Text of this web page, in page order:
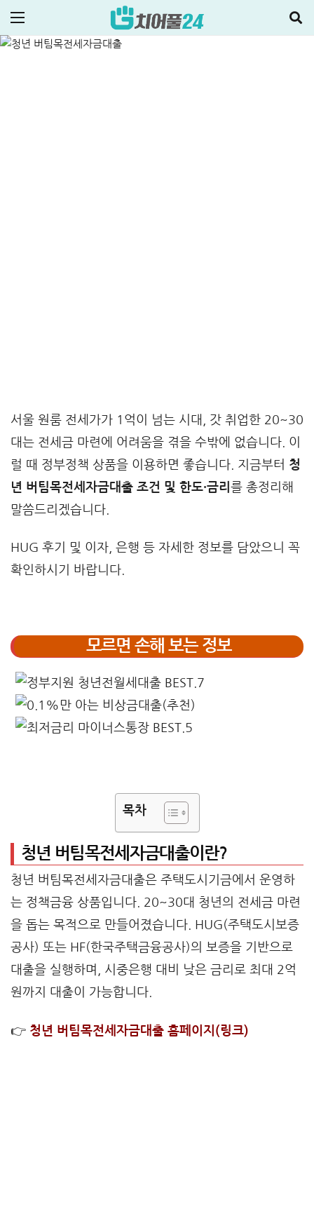
정부지원정책·대출 주택대출
서울 원룸 전세가가 1억이 넘는 시대, 갓 취업한 20~30
대는 전세금 마련에 어려움을 겪을 수밖에 없습니다. 이
럴 때 정부정책 상품을 이용하면 좋습니다. 지금부터 청
년 버팀목전세자금대출 조건 및 한도·금리 를 총정리해
말씀드리겠습니다.
HUG 후기 및 이자, 은행 등 자세한 정보를 담았으니 꼭
확인하시기 바랍니다.
모르면 손해 보는 정보
목차
청년 버팀목전세자금대출이란?
청년 버팀목전세자금대출은 주택도시기금에서 운영하
는 정책금융 상품입니다. 20~30대 청년의 전세금 마련
을 돕는 목적으로 만들어졌습니다. HUG(주택도시보증
공사) 또는 HF(한국주택금융공사)의 보증을 기반으로
대출을 실행하며, 시중은행 대비 낮은 금리로 최대 2억
원까지 대출이 가능합니다.
👉 청년 버팀목전세자금대출 홈페이지(링크)